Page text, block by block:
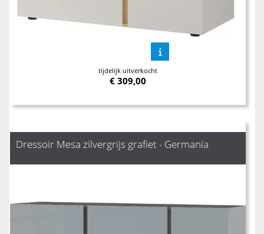
tijdelijk uitverkocht
€ 309,00
Dressoir Mesa zilvergrijs grafiet - Germania